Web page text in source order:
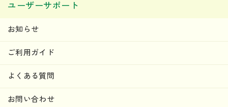
ユーザーサポート
お知らせ
ご利用ガイド
よくある質問
お問い合わせ